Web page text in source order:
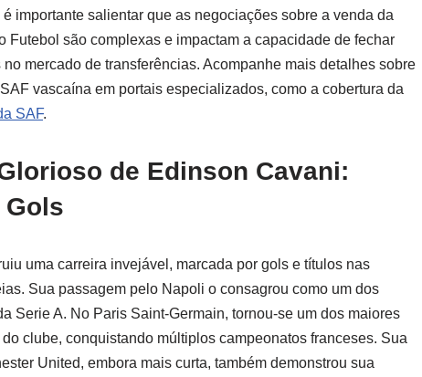
importante salientar que as negociações sobre a venda da
Futebol são complexas e impactam a capacidade de fechar
mercado de transferências. Acompanhe mais detalhes sobre
vascaína em portais especializados, como a cobertura da
SAF.
de Edinson Cavani:
Gols
uma carreira invejável, marcada por gols e títulos nas
Sua passagem pelo Napoli o consagrou como um dos
Serie A. No Paris Saint-Germain, tornou-se um dos maiores
clube, conquistando múltiplos campeonatos franceses. Sua
United, embora mais curta, também demonstrou sua